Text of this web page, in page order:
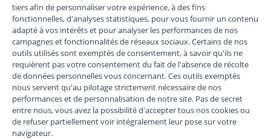
*Livraison express gratuite en point relais dès 59 € et à domicile dès 150
€ vers la France Métropolitaine
Les données collectées par la société JACADI, responsable
du traitement, sont nécessaires à l'envoi de newsletters, à la
création de compte, pour le traitement, le suivi et la livraison
de votre commande, ainsi que pour le suivi de votre
adhésion au programme fidélité. Conformément au
Règlement Européen 2016/679 du 27 avril 2016 sur la
protection des données personnelles, vous bénéficiez d'un